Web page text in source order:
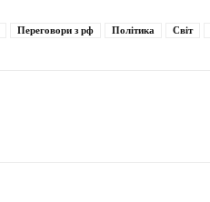
Переговори з рф Політика Світ